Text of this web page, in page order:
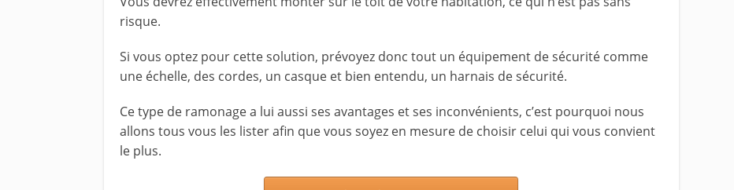
risque.
Si vous optez pour cette solution, prévoyez donc tout un équipement de sécurité comme
une échelle, des cordes, un casque et bien entendu, un harnais de sécurité.
Ce type de ramonage a lui aussi ses avantages et ses inconvénients, c’est pourquoi nous
allons tous vous les lister afin que vous soyez en mesure de choisir celui qui vous convient
le plus.